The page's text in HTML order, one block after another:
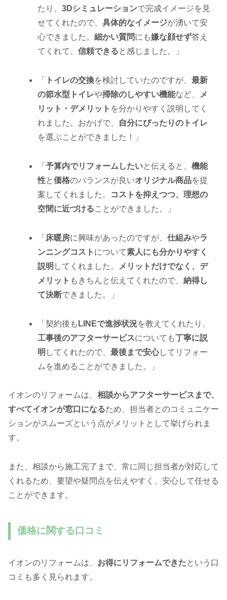
たり、3Dシミュレーションで完成イメージを見
せてくれたので、具体的なイメージが湧いて安
心できました。細かい質問にも嫌な顔せず答え
てくれて、信頼できると感じました。」
「 トイレの交換を検討していたのですが、最新
の節水型トイレや掃除のしやすい機能など、
メ
リット・デメリット を分かりやすく説明してく
れました。おかげで、 自分にぴったりのトイレ
を選ぶことができました！」
「予算内でリフォームしたいと伝えると、機能
性と価格のバランスが良いオリジナル商品を提
案してくれました。 コストを抑えつつ、理想の
空間に近づけることができました。」
「 床暖房に興味があったのですが、仕組みやラ
ンニングコスト について素人にも分かりやすく
説明 してくれました。
メリットだけでなく、デ
メリット もきちんと伝えてくれたので、納得し
て決断できました。」
「契約後も LINEで進捗状況を教えてくれたり、
工事後のアフターサービスについても丁寧に説
明 してくれたので、最後まで安心してリフォー
ムを進めることができました。」
イオンのリフォームは、 相談からアフターサービスまで、
すべてイオンが窓口になるため、担当者とのコミュニケー
ションがスムーズという点がメリットとして挙げられま
す。
また、相談から施工完了まで、常に同じ担当者が対応して
くれるため、要望や疑問点を伝えやすく、安心して任せる
ことができます。
価格に関する口コミ
イオンのリフォームは、 お得にリフォームできたという口
コミも多く見られます。